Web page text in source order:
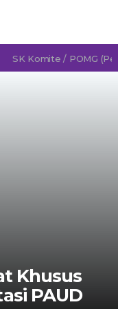
SK Komite / POMG
Khusus
PAUD